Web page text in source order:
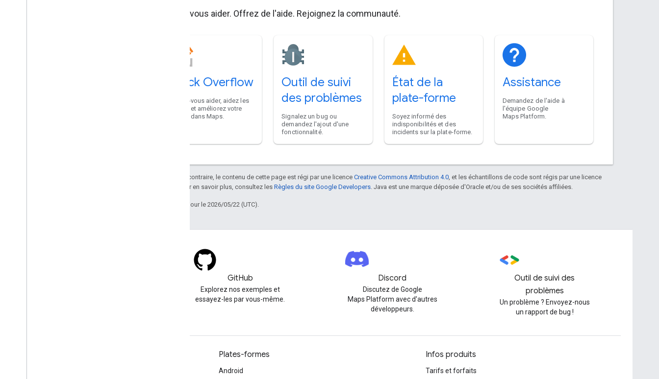
Faites-vous aider. Offrez de l'aide. Rejoignez la communauté.
Stack Overflow
Faites-vous aider, aidez les
autres et améliorez votre
karma dans Maps.
Outil de suivi
des problèmes
Signalez un bug ou
demandez l'ajout d'une
fonctionnalité.
État de la
plate-forme
Soyez informé des
indisponibilités et des
incidents sur la plate-forme.
Assistance
Demandez de l'aide à
l'équipe Google
Maps Platform.
Sauf indication contraire, le contenu de cette page est régi par une licence Creative Commons Attribution 4.0, et les échantillons de code sont régis par une licence
. Pour en savoir plus, consultez les Règles du site Google Developers. Java est une marque déposée d'Oracle et/ou de ses sociétés affiliées.
Dernière mise à jour le 2026/05/22 (UTC).
GitHub
Explorez nos exemples et
essayez-les par vous-même.
Discord
Discutez de Google
Maps Platform avec d'autres
développeurs.
Outil de suivi des
problèmes
Un problème ? Envoyez-nous
un rapport de bug !
Plates-formes
Android
Infos produits
Tarifs et forfaits